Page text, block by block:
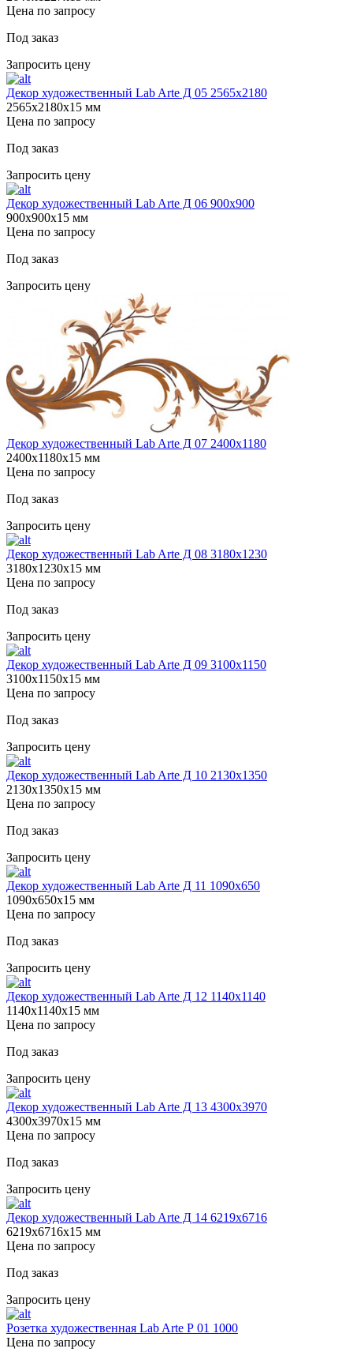
Цена по запросу
Под заказ
Запросить цену
Декор художественный Lab Arte Д 05 2565х2180
2565х2180х15 мм
Цена по запросу
Под заказ
Запросить цену
Декор художественный Lab Arte Д 06 900х900
900х900х15 мм
Цена по запросу
Под заказ
Запросить цену
Декор художественный Lab Arte Д 07 2400х1180
2400х1180х15 мм
Цена по запросу
Под заказ
Запросить цену
Декор художественный Lab Arte Д 08 3180х1230
3180х1230х15 мм
Цена по запросу
Под заказ
Запросить цену
Декор художественный Lab Arte Д 09 3100х1150
3100х1150х15 мм
Цена по запросу
Под заказ
Запросить цену
Декор художественный Lab Arte Д 10 2130х1350
2130х1350х15 мм
Цена по запросу
Под заказ
Запросить цену
Декор художественный Lab Arte Д 11 1090х650
1090х650х15 мм
Цена по запросу
Под заказ
Запросить цену
Декор художественный Lab Arte Д 12 1140х1140
1140х1140х15 мм
Цена по запросу
Под заказ
Запросить цену
Декор художественный Lab Arte Д 13 4300х3970
4300х3970х15 мм
Цена по запросу
Под заказ
Запросить цену
Декор художественный Lab Arte Д 14 6219х6716
6219х6716х15 мм
Цена по запросу
Под заказ
Запросить цену
Розетка художественная Lab Arte Р 01 1000
Цена по запросу